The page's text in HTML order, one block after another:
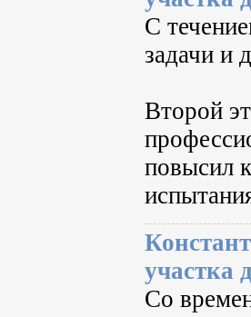
С
задачи и
Второй
повысил
участка
Со